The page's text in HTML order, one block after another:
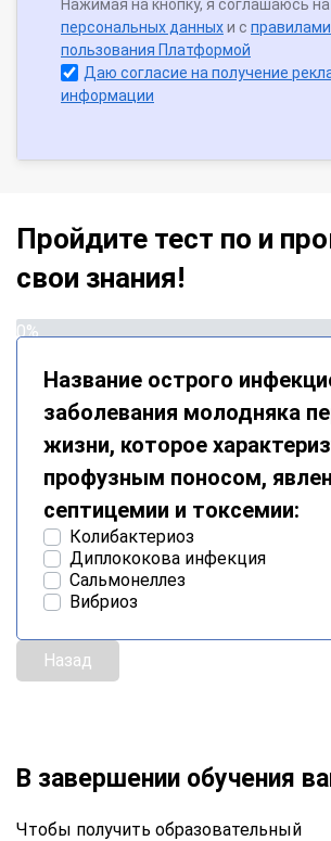
Нажимая на кнопку, я соглашаюсь на
персональных данныхи с правилами
пользования Платформой
Даю согласие на получение
информации
Пройдите тест по и
свои знания!
0%
Название острого
заболевания молодняка
жизни, которое
профузным поносом,
септицемии и токсемии:
Колибактериоз
Диплококова инфекция
Сальмонеллез
Вибриоз
Назад
В завершении обучения
Чтобы получить образовательный